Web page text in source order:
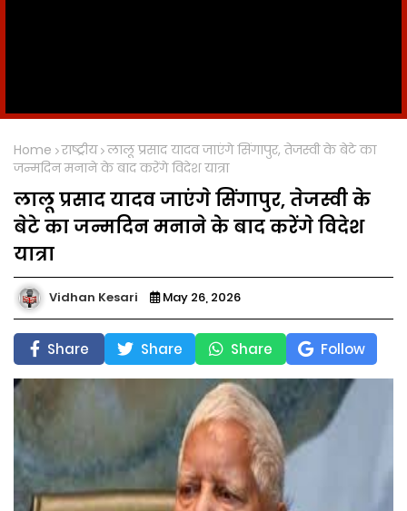
Home राष्ट्रीय लालू प्रसाद यादव जाएंगे सिंगापुर, तेजस्वी के बेटे का
जन्मदिन मनाने के बाद करेंगे विदेश यात्रा
लालू प्रसाद यादव जाएंगे सिंगापुर, तेजस्वी के
बेटे का जन्मदिन मनाने के बाद करेंगे विदेश
यात्रा
Vidhan Kesari May 26, 2026
Share Share Share Follow